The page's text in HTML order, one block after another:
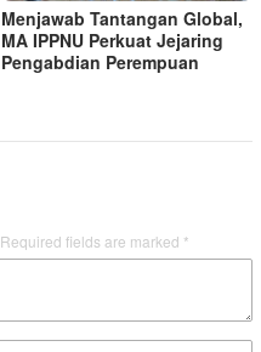
Menjawab Tantangan Global,
MA IPPNU Perkuat Jejaring
Pengabdian Perempuan
Required fields are marked *